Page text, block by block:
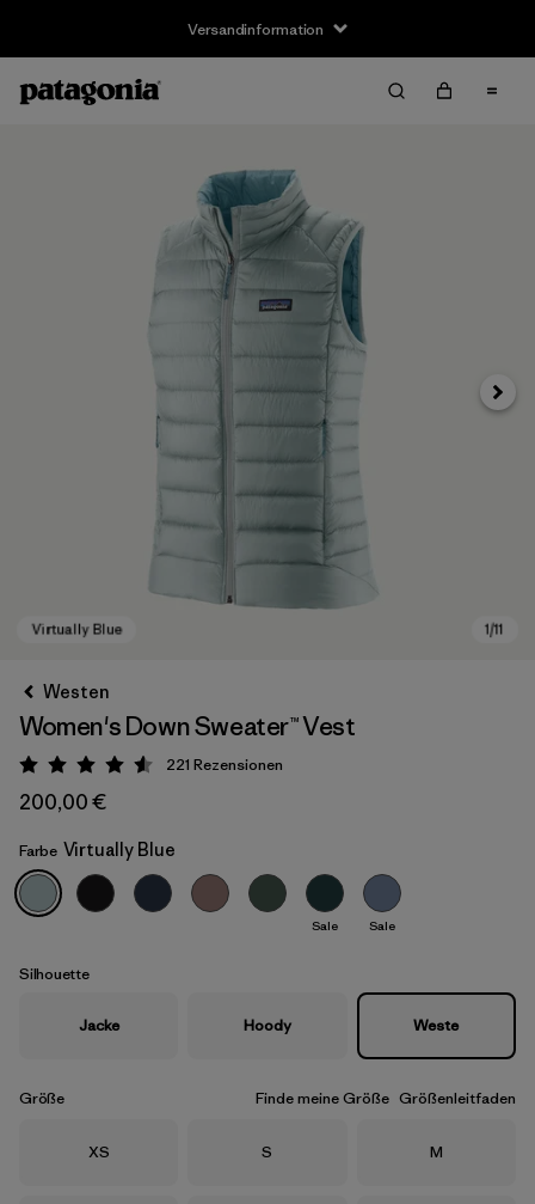
Versandinformation
Virtually Blue
Westen
Women's Down Sweater™ Vest
Bewertung: 4.6 / 5
221 Rezensionen
200,00 €
Farbe Virtually Blue
Sale Sale
Silhouette
Jacke Hoody Weste
Größe Finde meine Größe Größenleitfaden
Größe
XS Größe
S Größe
M